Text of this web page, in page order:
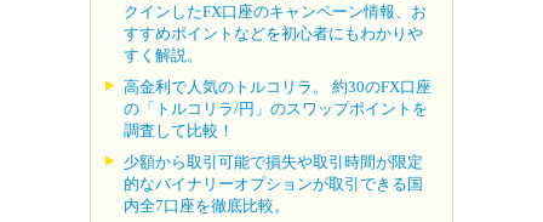
クインしたFX口座のキャンペーン情報、お
すすめポイントなどを初心者にもわかりや
すく解説。
高金利で人気のトルコリラ。 約30のFX口座
の「トルコリラ/円」のスワップポイントを
調査して比較！
少額から取引可能で損失や取引時間が限定
的なバイナリーオプションが取引できる国
内全7口座を徹底比較。